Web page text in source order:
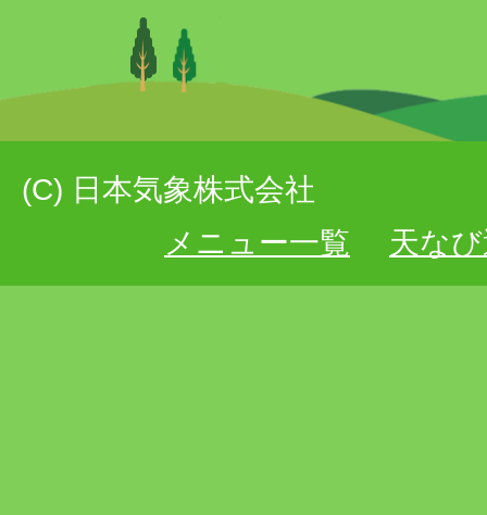
(C) 日本気象株式会社
メニュー一覧
天な